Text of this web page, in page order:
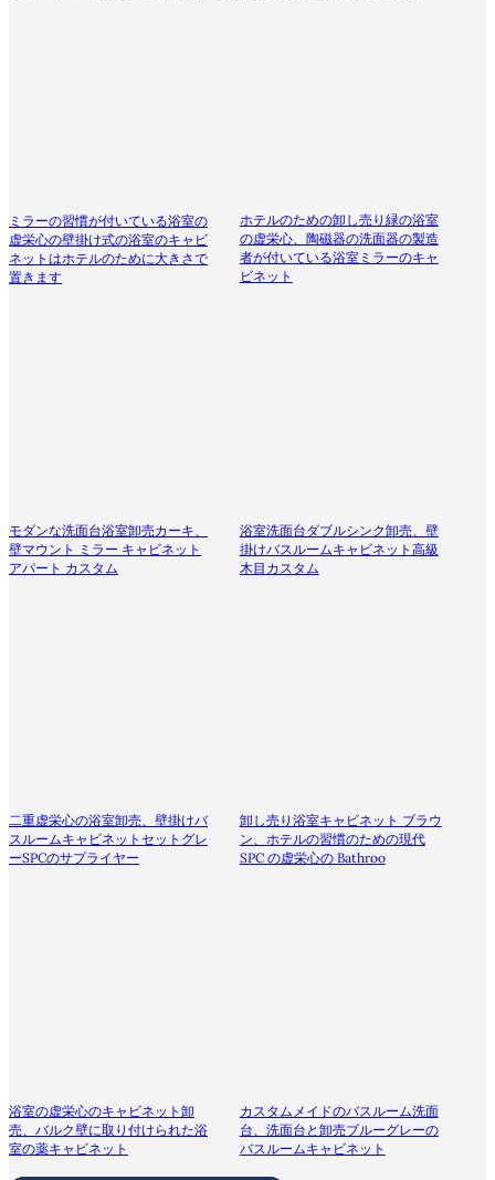
ミラーの習慣が付いている浴室の
虚栄心の壁掛け式の浴室のキャビ
ネットはホテルのために大きさで
置きます
ホテルのための卸し売り緑の浴室
の虚栄心、陶磁器の洗面器の製造
者が付いている浴室ミラーのキャ
ビネット
モダンな洗面台浴室卸売カーキ、
壁マウント ミラー キャビネット
アパート カスタム
浴室洗面台ダブルシンク卸売、壁
掛けバスルームキャビネット高級
木目カスタム
二重虚栄心の浴室卸売、壁掛けバ
スルームキャビネットセットグレ
ーSPCのサプライヤー
卸し売り浴室キャビネット ブラウ
ン、ホテルの習慣のための現代
SPC の虚栄心の Bathroo
浴室の虚栄心のキャビネット卸
売、バルク壁に取り付けられた浴
室の薬キャビネット
カスタムメイドのバスルーム洗面
台、洗面台と卸売ブルーグレーの
バスルームキャビネット